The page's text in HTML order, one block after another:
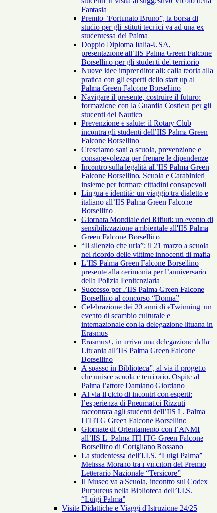
Fantasia
Premio “Fortunato Bruno”, la borsa di
studio per gli istituti tecnici va ad una ex
studentessa del Palma
Doppio Diploma Italia-USA,
presentazione all’IIS Palma Green Falcone
Borsellino per gli studenti del territorio
Nuove idee imprenditoriali: dalla teoria alla
pratica con gli esperti dello start up al
Palma Green Falcone Borsellino
Navigare il presente, costruire il futuro:
formazione con la Guardia Costiera per gli
studenti del Nautico
Prevenzione e salute: il Rotary Club
incontra gli studenti dell’IIS Palma Green
Falcone Borsellino
Cresciamo sani a scuola, prevenzione e
consapevolezza per frenare le dipendenze
Incontro sulla legalità all’IIS Palma Green
Falcone Borsellino. Scuola e Carabinieri
insieme per formare cittadini consapevoli
Lingua e identità: un viaggio tra dialetto e
italiano all’IIS Palma Green Falcone
Borsellino
Giornata Mondiale dei Rifiuti: un evento di
sensibilizzazione ambientale all'IIS Palma
Green Falcone Borsellino
“Il silenzio che urla”: il 21 marzo a scuola
nel ricordo delle vittime innocenti di mafia
L’IIS Palma Green Falcone Borsellino
presente alla cerimonia per l’anniversario
della Polizia Penitenziaria
Successo per l’IIS Palma Green Falcone
Borsellino al concorso “Donna”
Celebrazione dei 20 anni di eTwinning: un
evento di scambio culturale e
internazionale con la delegazione lituana in
Erasmus
Erasmus+, in arrivo una delegazione dalla
Lituania all’IIS Palma Green Falcone
Borsellino
A spasso in Biblioteca”, al via il progetto
che unisce scuola e territorio. Ospite al
Palma l’attore Damiano Giordano
Al via il ciclo di incontri con esperti:
l’esperienza di Pneumatici Rizzuti
raccontata agli studenti dell’IIS L. Palma
ITI ITG Green Falcone Borsellino
Giornate di Orientamento con l’ANMI
all’IIS L. Palma ITI ITG Green Falcone
Borsellino di Corigliano Rossano
La studentessa dell’I.I.S. “Luigi Palma”
Melissa Morano tra i vincitori del Premio
Letterario Nazionale “Tersicore”
Il Museo va a Scuola, incontro sul Codex
Purpureus nella Biblioteca dell’I.I.S.
“Luigi Palma”
Visite Didattiche e Viaggi d'Istruzione 24/25